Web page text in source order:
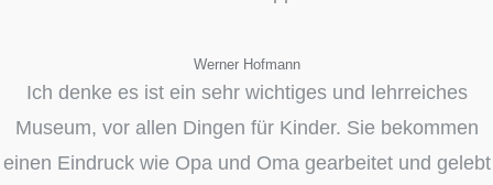
Werner Hofmann
Ich denke es ist ein sehr wichtiges und lehrreiches
Museum, vor allen Dingen für Kinder. Sie bekommen
einen Eindruck wie Opa und Oma gearbeitet und gelebt